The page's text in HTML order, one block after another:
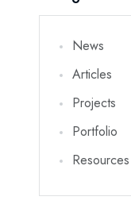
News
Articles
Projects
Portfolio
Resources